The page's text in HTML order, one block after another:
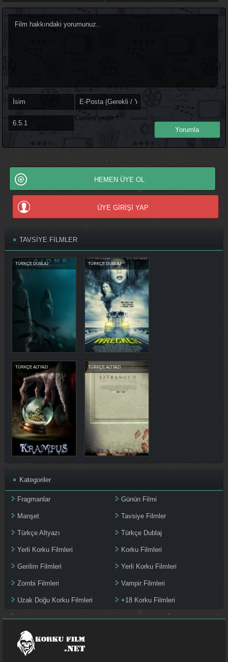
Current ye@r *
HEMEN ÜYE OL
ÜYE GİRİŞİ YAP
TAVSİYE FİLMLER
TÜRKÇE DUBLAJ TÜRKÇE DUBLAJ
TÜRKÇE ALTYAZI TÜRKÇE ALTYAZI
Kategoriler
Fragmanlar Günün Filmi
Manşet Tavsiye Filmler
Türkçe Altyazı Türkçe Dublaj
Yerli Korku Filmleri Korku Filmleri
Gerilim Filmleri Yerli Korku Filmleri
Zombi Filmleri Vampir Filmleri
Uzak Doğu Korku Filmleri +18 Korku Filmleri